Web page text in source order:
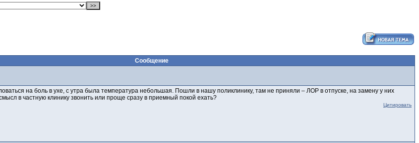
Сообщение
на боль в ухе, с утра была температура небольшая. Пошли в нашу поликлинику, там не приняли – ЛОР в отпуске, на замену у них
в частную клинику звонить или проще сразу в приемный покой ехать?
Цитировать